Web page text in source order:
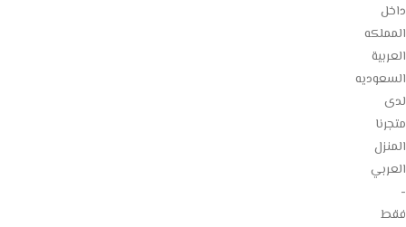
داخل
المملكه
العربية
السعوديه
لدى
متجرنا
المنزل
العربي
-
فقط